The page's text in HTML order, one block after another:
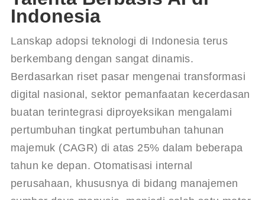
Indonesia
Lanskap adopsi teknologi di Indonesia terus
berkembang dengan sangat dinamis.
Berdasarkan riset pasar mengenai transformasi
digital nasional, sektor pemanfaatan kecerdasan
buatan terintegrasi diproyeksikan mengalami
pertumbuhan tingkat pertumbuhan tahunan
majemuk (CAGR) di atas 25% dalam beberapa
tahun ke depan. Otomatisasi internal
perusahaan, khususnya di bidang manajemen